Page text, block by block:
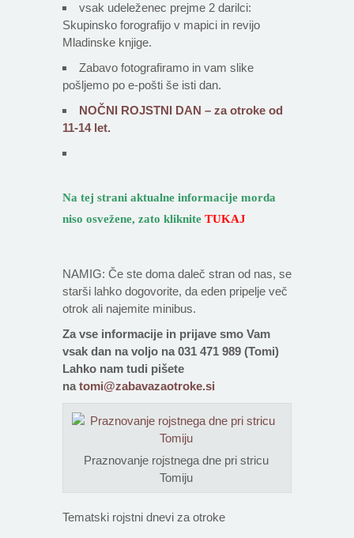
vsak udeleženec prejme 2 darilci:
Skupinsko forografijo v mapici in revijo
Mladinske knjige.
Zabavo fotografiramo in vam slike
pošljemo po e-pošti še isti dan.
NOČNI ROJSTNI DAN – za otroke od
11-14 let.
Na tej strani aktualne informacije morda
niso osvežene, zato kliknite TUKAJ
NAMIG: Če ste doma daleč stran od nas, se
starši lahko dogovorite, da eden pripelje več
otrok ali najemite minibus.
Za vse informacije in prijave smo Vam
vsak dan na voljo na 031 471 989 (Tomi)
Lahko nam tudi pišete
na tomi@zabavazaotroke.si
Praznovanje rojstnega dne pri stricu
Tomiju
Tematski rojstni dnevi za otroke